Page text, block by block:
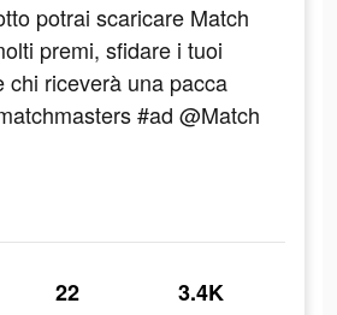
potrai scaricare Match
premi, sfidare i tuoi
chi riceverà una pacca
#ad @Match
22 3.4K